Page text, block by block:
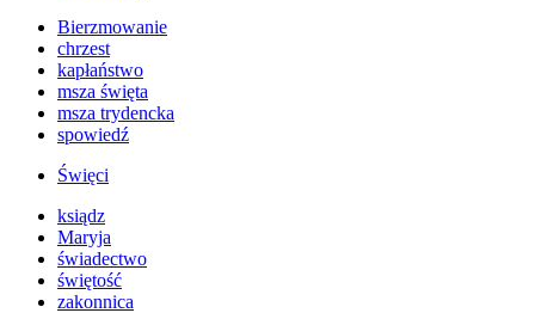
Bierzmowanie
chrzest
kapłaństwo
msza święta
msza trydencka
spowiedź
Święci
ksiądz
Maryja
świadectwo
świętość
zakonnica